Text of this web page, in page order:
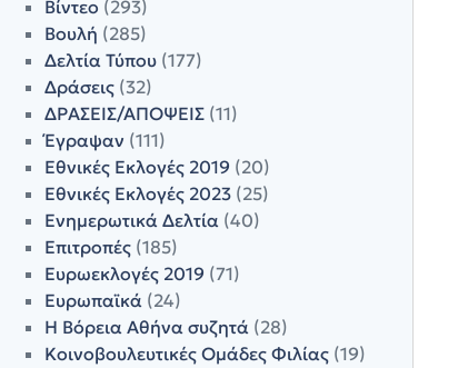
Βίντεο (293)
Βουλή (285)
Δελτία Τύπου(177)
Δράσεις(32)
ΔΡΑΣΕΙΣ/ΑΠΟΨΕΙΣ(11)
Έγραψαν (111)
Εθνικές Εκλογές 2019 (20)
Εθνικές Εκλογές 2023(25)
Ενημερωτικά Δελτία(40)
Επιτροπές(185)
Ευρωεκλογές 2019 (71)
Ευρωπαϊκά(24)
Η Βόρεια Αθήνα συζητά(28)
Κοινοβουλευτικές Ομάδες Φιλίας(19)